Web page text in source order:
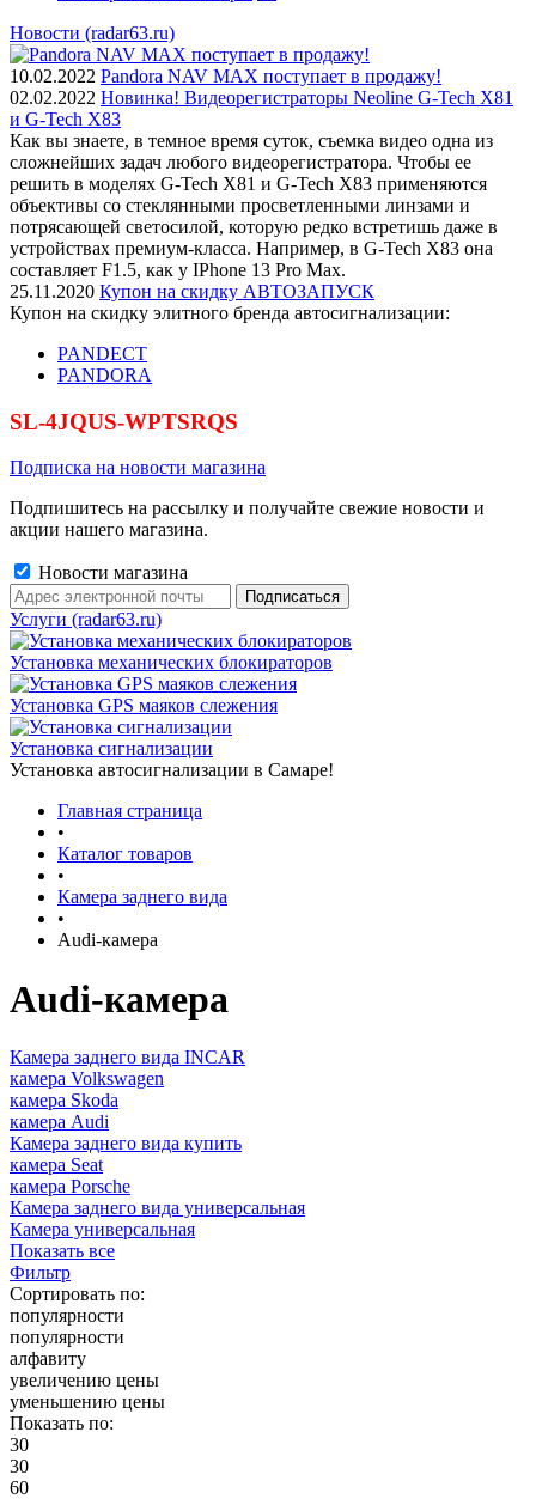
Новости (radar63.ru)
10.02.2022 Pandora NAV MAX поступает в продажу!
02.02.2022 Новинка! Видеорегистраторы Neoline G-Tech X81
и G-Tech X83
Как вы знаете, в темное время суток, съемка видео одна из
сложнейших задач любого видеорегистратора. Чтобы ее
решить в моделях G-Tech X81 и G-Tech X83 применяются
объективы со стеклянными просветленными линзами и
потрясающей светосилой, которую редко встретишь даже в
устройствах премиум-класса. Например, в G-Tech X83 она
составляет F1.5, как у IPhone 13 Pro Max.
25.11.2020 Купон на скидку АВТОЗАПУСК
Купон на скидку элитного бренда автосигнализации:
PANDECT
PANDORA
SL-4JQUS-WPTSRQS
Подписка на новости магазина
Подпишитесь на рассылку и получайте свежие новости и
акции нашего магазина.
Новости магазина
Услуги (radar63.ru)
Установка механических блокираторов
Установка GPS маяков слежения
Установка сигнализации
Установка автосигнализации в Самаре!
Главная страница
•
Каталог товаров
•
Камера заднего вида
•
Audi-камера
Audi-камера
Камера заднего вида INCAR
камера Volkswagen
камера Skoda
камера Audi
Камера заднего вида купить
камера Seat
камера Porsche
Камера заднего вида универсальная
Камера универсальная
Показать все
Фильтр
Сортировать по:
популярности
популярности
алфавиту
увеличению цены
уменьшению цены
Показать по:
30
30
60